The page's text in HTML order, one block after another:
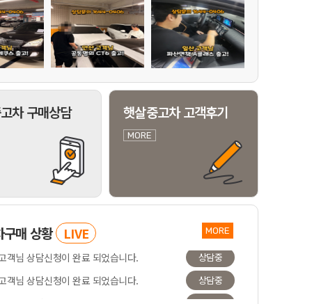
차 구매상담 햇살중고차 고객후기
MORE
구매상황 LIVE MORE
객님 상담신청이 완료 되었습니다. 상담중
객님 상담신청이 완료 되었습니다. 상담중
객님 상담신청이 완료 되었습니다. 상담중